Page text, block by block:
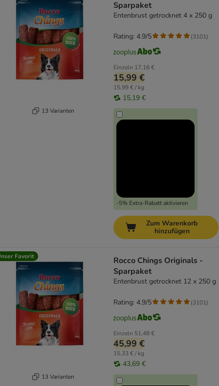
13 Varianten
Sparpaket
Entenbrust getrocknet 4 x 250 g
Einzeln 17,16 €
15,99 €
15,99 € / kg
15,19 €
-5% Extra-Rabatt aktivieren
Rating: 4.9/5 (3101)
Zum Warenkorb
hinzufügen
Favorit
13 Varianten
Rocco Chings Originals -
Sparpaket
Entenbrust getrocknet 12 x 250 g
Einzeln 51,48 €
45,99 €
15,33 € / kg
43,69 €
Rating: 4.9/5 (3101)